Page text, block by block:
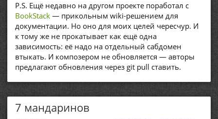
P.S. Ещё недавно на другом проекте поработал с
BookStack — прикольным wiki-решением для
документации. Но оно для моих целей чересчур. И
к тому же не прокатывает как ещё одна
зависимость: её надо на отдельный сабдомен
втыкать. И композером не обновляется — авторы
предлагают обновления через git pull ставить.
7 мандаринов